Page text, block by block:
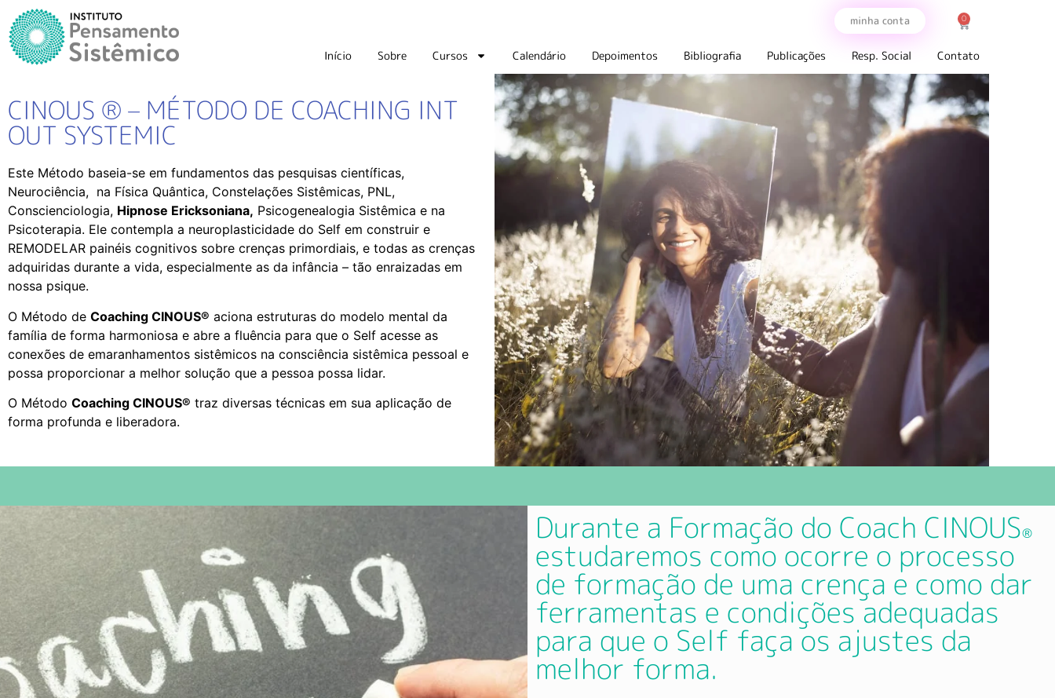
minha conta 0
Início Sobre Cursos Calendário Depoimentos Bibliografia Publicações Resp. Social Contato
CINOUS ® – MÉTODO DE COACHING INT
OUT SYSTEMIC
Este Método baseia-se em fundamentos das pesquisas científicas,
Neurociência, na Física Quântica, Constelações Sistêmicas, PNL,
Conscienciologia, Hipnose Ericksoniana, Psicogenealogia Sistêmica e na
Psicoterapia. Ele contempla a neuroplasticidade do Self em construir e
REMODELAR painéis cognitivos sobre crenças primordiais, e todas as crenças
adquiridas durante a vida, especialmente as da infância – tão enraizadas em
nossa psique.
O Método de Coaching CINOUS® aciona estruturas do modelo mental da
família de forma harmoniosa e abre a fluência para que o Self acesse as
conexões de emaranhamentos sistêmicos na consciência sistêmica pessoal e
possa proporcionar a melhor solução que a pessoa possa lidar.
O Método Coaching CINOUS® traz diversas técnicas em sua aplicação de
forma profunda e liberadora.
Durante a Formação do Coach CINOUS®
estudaremos como ocorre o processo
de formação de uma crença e como dar
ferramentas e condições adequadas
para que o Self faça os ajustes da
melhor forma.